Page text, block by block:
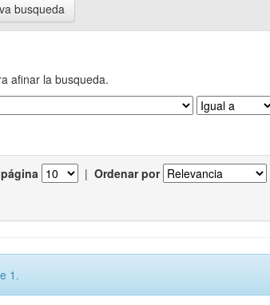
busqueda
afinar la busqueda.
| Ordenar por
1.